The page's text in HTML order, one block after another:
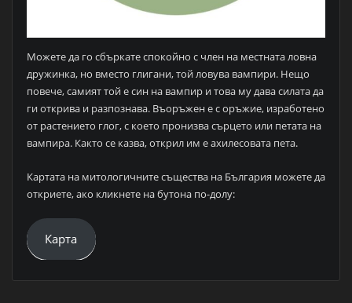
Можете да го сбъркате спокойно с член на местната ловна
дружинка, но вместо глигани, той ловува вампири. Нещо
повече, самият той е син на вампир и това му дава силата да
ги открива и разпознава. Въоръжен е с оръжие, изработено
от растението глог, с което пронизва сърцето или петата на
вампира. Както се казва, открил им е ахилесовата пета.
Картата на митологичните същества на България можете да
откриете, ако кликнете на бутона по-долу:
Карта